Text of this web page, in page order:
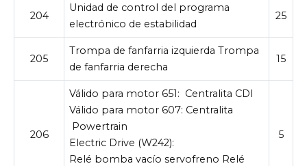
204
Unidad de control del programa
electrónico de estabilidad
25
205
Trompa de fanfarria izquierda Trompa
de fanfarria derecha
15
206
Válido para motor 651: Centralita CDI
Válido para motor 607: Centralita
Powertrain
Electric Drive (W242):
Relé bomba vacío servofreno Relé
5